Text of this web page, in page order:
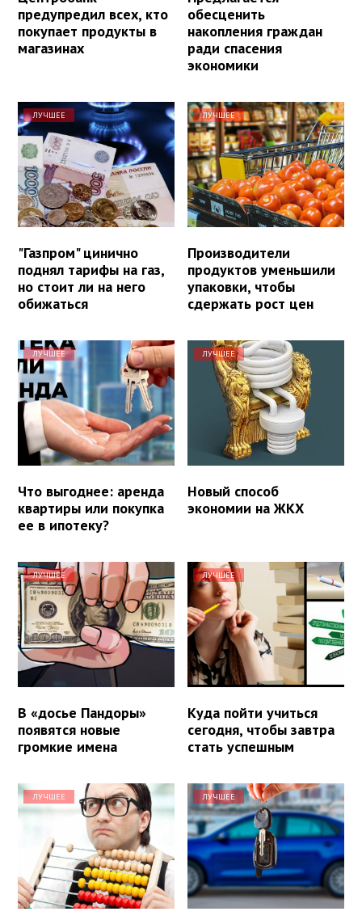
предупредил всех, кто
покупает продукты в
магазинах
обесценить
накопления граждан
ради спасения
экономики
ЛУЧШЕЕ
"Газпром" цинично
поднял тарифы на газ,
но стоит ли на него
обижаться
ЛУЧШЕЕ
Производители
продуктов уменьшили
упаковки, чтобы
сдержать рост цен
ЛУЧШЕЕ
Что выгоднее: аренда
квартиры или покупка
ее в ипотеку?
ЛУЧШЕЕ
Новый способ
экономии на ЖКХ
ЛУЧШЕЕ
В «досье Пандоры»
появятся новые
громкие имена
ЛУЧШЕЕ
Куда пойти учиться
сегодня, чтобы завтра
стать успешным
ЛУЧШЕЕ ЛУЧШЕЕ